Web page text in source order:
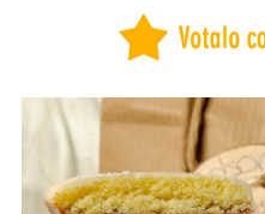
BUENOS AIRES
CAPITAL FEDERAL
CATAMARCA
CHACO